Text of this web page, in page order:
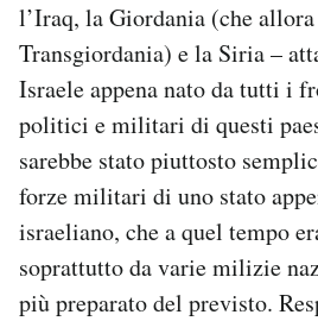
l’Iraq, la Giordania (che
Transgiordania) e la Siria –
Israele appena nato da tutti i
politici e militari di questi
sarebbe stato piuttosto
forze militari di uno stato
israeliano, che a quel tempo
soprattutto da varie milizie
più preparato del previsto.